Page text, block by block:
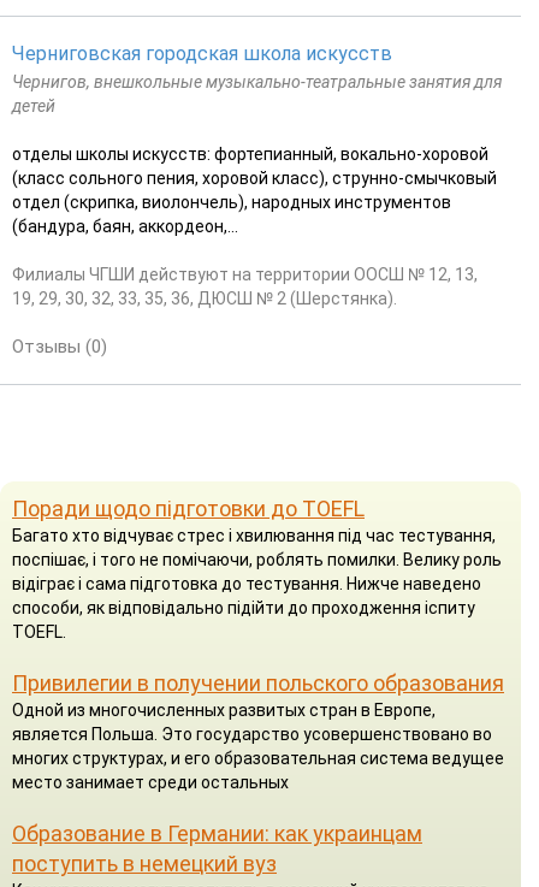
Черниговская городская школа искусств
Чернигов, внешкольные музыкально-театральные занятия для
детей
отделы школы искусств: фортепианный, вокально-хоровой
(класс сольного пения, хоровой класс), струнно-смычковый
отдел (скрипка, виолончель), народных инструментов
(бандура, баян, аккордеон,...
Филиалы ЧГШИ действуют на территории ООСШ № 12, 13,
19, 29, 30, 32, 33, 35, 36, ДЮСШ № 2 (Шерстянка).
Отзывы (0)
Поради щодо підготовки до TOEFL
Багато хто відчуває стрес і хвилювання під час тестування,
поспішає, і того не помічаючи, роблять помилки. Велику роль
відіграє і сама підготовка до тестування. Нижче наведено
способи, як відповідально підійти до проходження іспиту
TOEFL.
Привилегии в получении польского образования
Одной из многочисленных развитых стран в Европе,
является Польша. Это государство усовершенствовано во
многих структурах, и его образовательная система ведущее
место занимает среди остальных
Образование в Германии: как украинцам
поступить в немецкий вуз